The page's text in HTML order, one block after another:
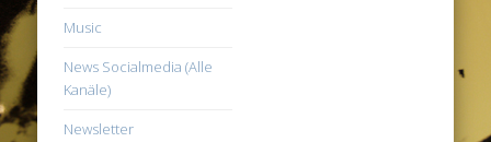
Music
News Socialmedia (Alle
Kanäle)
Newsletter